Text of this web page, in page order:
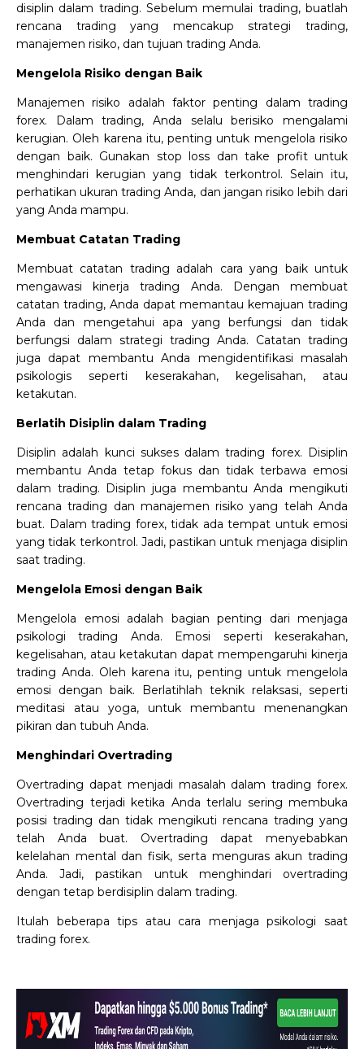
disiplin dalam trading. Sebelum memulai trading, buatlah
rencana trading yang mencakup strategi trading,
manajemen risiko, dan tujuan trading Anda.
Mengelola Risiko dengan Baik
Manajemen risiko adalah faktor penting dalam trading
forex. Dalam trading, Anda selalu berisiko mengalami
kerugian. Oleh karena itu, penting untuk mengelola risiko
dengan baik. Gunakan stop loss dan take profit untuk
menghindari kerugian yang tidak terkontrol. Selain itu,
perhatikan ukuran trading Anda, dan jangan risiko lebih dari
yang Anda mampu.
Membuat Catatan Trading
Membuat catatan trading adalah cara yang baik untuk
mengawasi kinerja trading Anda. Dengan membuat
catatan trading, Anda dapat memantau kemajuan trading
Anda dan mengetahui apa yang berfungsi dan tidak
berfungsi dalam strategi trading Anda. Catatan trading
juga dapat membantu Anda mengidentifikasi masalah
psikologis seperti keserakahan, kegelisahan, atau
ketakutan.
Berlatih Disiplin dalam Trading
Disiplin adalah kunci sukses dalam trading forex. Disiplin
membantu Anda tetap fokus dan tidak terbawa emosi
dalam trading. Disiplin juga membantu Anda mengikuti
rencana trading dan manajemen risiko yang telah Anda
buat. Dalam trading forex, tidak ada tempat untuk emosi
yang tidak terkontrol. Jadi, pastikan untuk menjaga disiplin
saat trading.
Mengelola Emosi dengan Baik
Mengelola emosi adalah bagian penting dari menjaga
psikologi trading Anda. Emosi seperti keserakahan,
kegelisahan, atau ketakutan dapat mempengaruhi kinerja
trading Anda. Oleh karena itu, penting untuk mengelola
emosi dengan baik. Berlatihlah teknik relaksasi, seperti
meditasi atau yoga, untuk membantu menenangkan
pikiran dan tubuh Anda.
Menghindari Overtrading
Overtrading dapat menjadi masalah dalam trading forex.
Overtrading terjadi ketika Anda terlalu sering membuka
posisi trading dan tidak mengikuti rencana trading yang
telah Anda buat. Overtrading dapat menyebabkan
kelelahan mental dan fisik, serta menguras akun trading
Anda. Jadi, pastikan untuk menghindari overtrading
dengan tetap berdisiplin dalam trading.
Itulah beberapa tips atau cara menjaga psikologi saat
trading forex.